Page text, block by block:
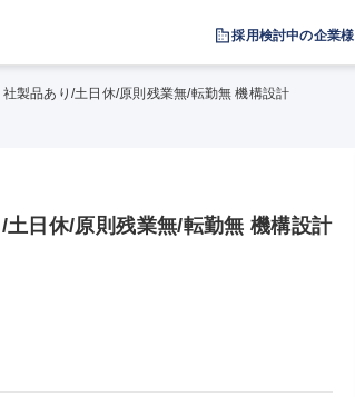
採用検討中の企業様
製品あり/土日休/原則残業無/転勤無 機構設計
日休/原則残業無/転勤無 機構設計